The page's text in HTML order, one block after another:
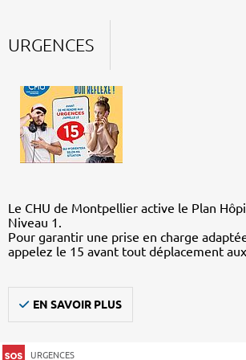
URGENCES
Le CHU de Montpellier active le Plan
Niveau 1.
Pour garantir une prise en charge
appelez le 15 avant tout déplacement
EN SAVOIR PLUS
URGENCES